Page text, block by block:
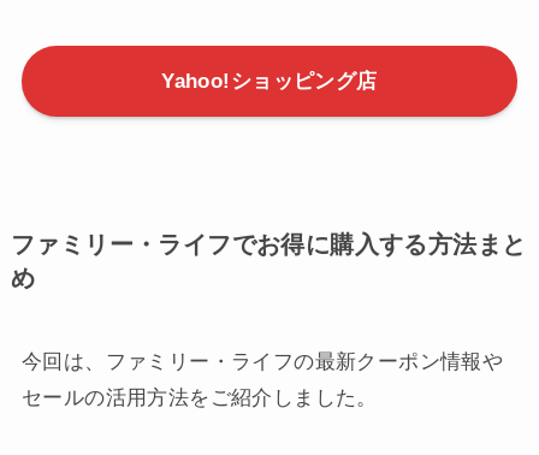
イルユーザー
には多くの特典が用意されています。
ソフトバンク・Y!モバイルユーザーは 追加料金なし
で会員特典が受けられる
Yahoo!ショッピング店